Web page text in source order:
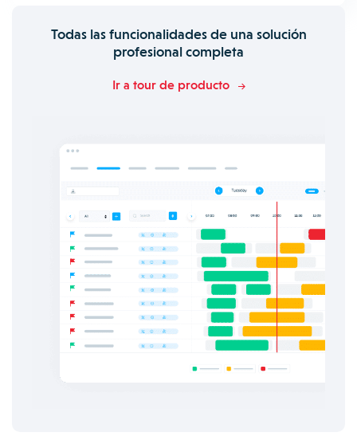
Todas las funcionalidades de una solución
profesional completa
Ir a tour de producto